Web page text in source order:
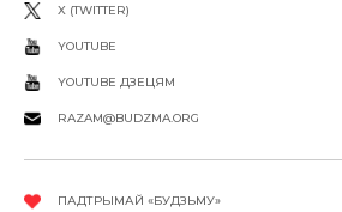
X (TWITTER)
YOUTUBE
YOUTUBE ДЗЕЦЯМ
RAZAM@BUDZMA.ORG
ПАДТРЫМАЙ «БУДЗЬМУ»